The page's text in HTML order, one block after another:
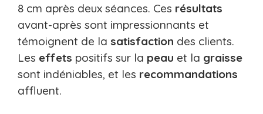
8 cm après deux séances. Ces résultats
avant-après sont impressionnants et
témoignent de la satisfaction des clients.
Les effets positifs sur la peau et la graisse
sont indéniables, et les recommandations
affluent.